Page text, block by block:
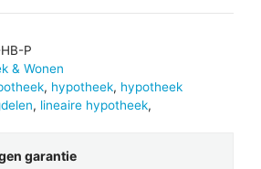
P
& Wonen
, hypotheek, hypotheek
, lineaire hypotheek,
garantie